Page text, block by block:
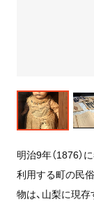
明治9年（1876）
利用する町の民
物は、山梨に現